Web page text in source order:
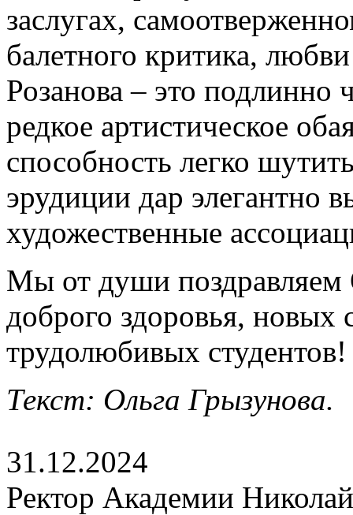
заслугах,
балетного критика,
Розанова – это подлинно
редкое артистическое
способность легко
эрудиции дар элегантно
художественные
Мы от души поздравляем
доброго здоровья, новых
трудолюбивых студентов!
Текст: Ольга Грызунова.
31.12.2024
Ректор Академии